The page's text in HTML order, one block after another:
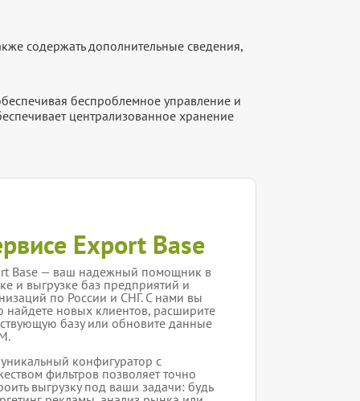
содержать дополнительные сведения,
беспроблемное управление и
централизованное хранение
Export Base
Base — ваш надежный помощник в
и выгрузке баз предприятий и
по России и СНГ. С нами вы
найдете новых клиентов, расширите
базу или обновите данные
конфигуратор с
фильтров позволяет точно
выгрузку под ваши задачи: будь